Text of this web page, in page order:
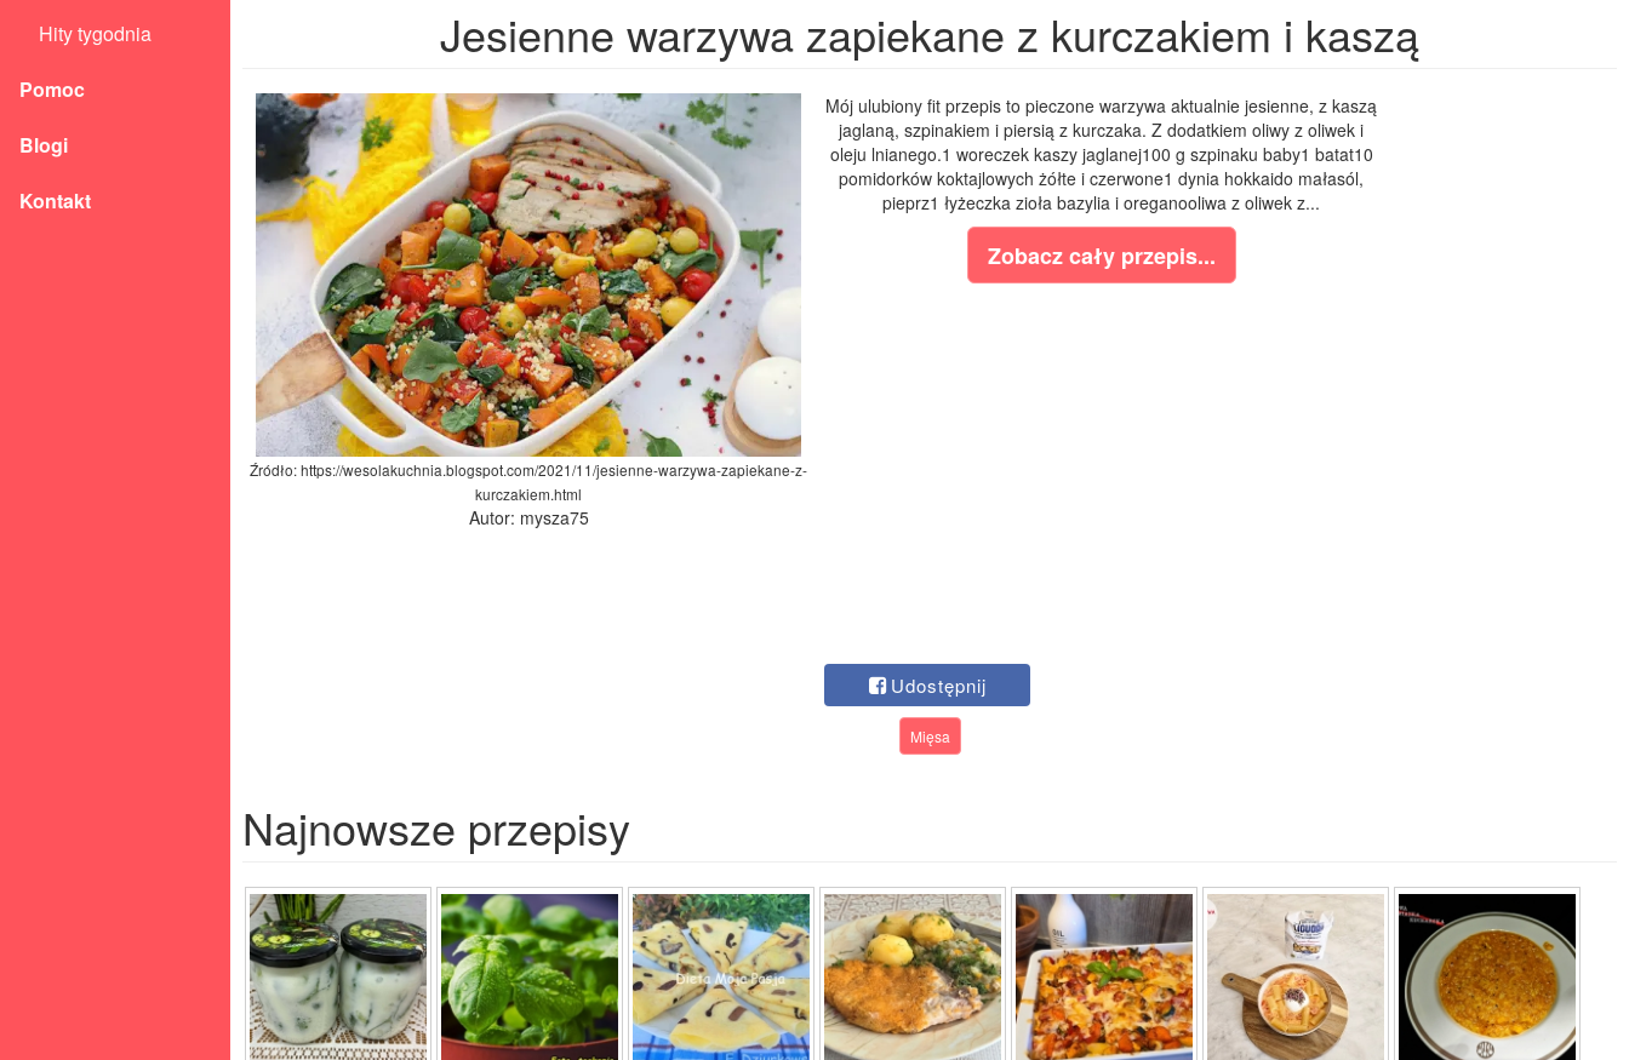
Hity tygodnia
Pomoc
Blogi
Kontakt
Jesienne warzywa zapiekane z kurczakiem i kaszą
Źródło: https://wesolakuchnia.blogspot.com/2021/11/jesienne-warzywa-zapiekane-z-
kurczakiem.html
Autor: mysza75
Mój ulubiony fit przepis to pieczone warzywa aktualnie jesienne, z kaszą
jaglaną, szpinakiem i piersią z kurczaka. Z dodatkiem oliwy z oliwek i
oleju lnianego.1 woreczek kaszy jaglanej100 g szpinaku baby1 batat10
pomidorków koktajlowych żółte i czerwone1 dynia hokkaido małasól,
pieprz1 łyżeczka zioła bazylia i oreganooliwa z oliwek z...
Zobacz cały przepis...
Udostępnij
Mięsa
Najnowsze przepisy